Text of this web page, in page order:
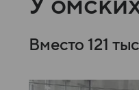
Вместо 121